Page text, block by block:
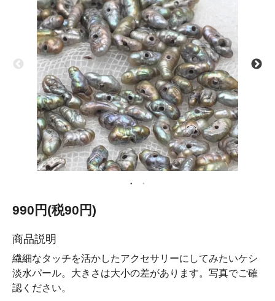
990円(税90円)
商品説明
繊細なタッチを活かしたアクセサリーにしてみたいケシ
淡水パール。大きさは大小の差があります。写真でご確
認ください。